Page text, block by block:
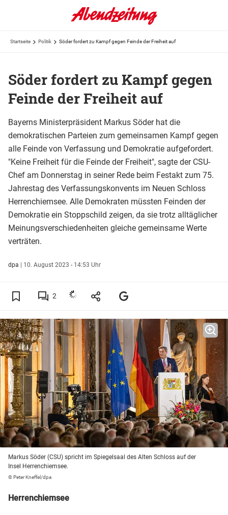
Startseite Politik Söder fordert zu Kampf gegen Feinde der Freiheit auf
Söder fordert zu Kampf gegen
Feinde der Freiheit auf
Bayerns Ministerpräsident Markus Söder hat die
demokratischen Parteien zum gemeinsamen Kampf gegen
alle Feinde von Verfassung und Demokratie aufgefordert.
"Keine Freiheit für die Feinde der Freiheit", sagte der CSU-
Chef am Donnerstag in seiner Rede beim Festakt zum 75.
Jahrestag des Verfassungskonvents im Neuen Schloss
Herrenchiemsee. Alle Demokraten müssten Feinden der
Demokratie ein Stoppschild zeigen, da sie trotz alltäglicher
Meinungsverschiedenheiten gleiche gemeinsame Werte
verträten.
dpa | 10. August 2023 - 14:53 Uhr
2
Markus Söder (CSU) spricht im Spiegelsaal des Alten Schloss auf der
Insel Herrenchiemsee.
© Peter Kneffel/dpa
Herrenchiemsee